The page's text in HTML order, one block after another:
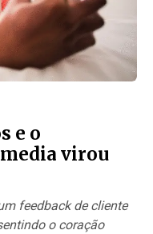
e o
virou
feedback de cliente
o coração